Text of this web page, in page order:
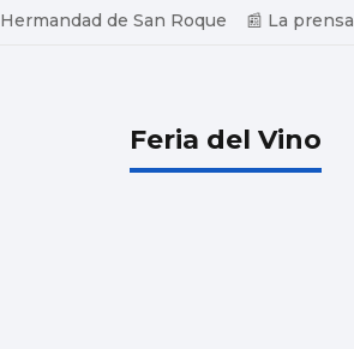
Hermandad de San Roque 📰 La prensa
Feria del Vino